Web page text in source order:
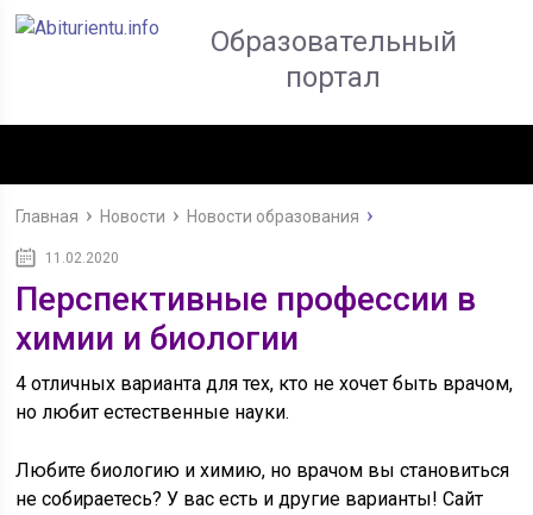
Образовательный
портал
Главная Новости Новости образования
11.02.2020
Перспективные профессии в
химии и биологии
4 отличных варианта для тех, кто не хочет быть врачом,
но любит естественные науки.
Любите биологию и химию, но врачом вы становиться
не собираетесь? У вас есть и другие варианты! Сайт